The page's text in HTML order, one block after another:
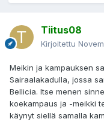
Tiitus08
Kirjoitettu
Meikin ja kampauksen
Sairaalakadulla, jossa
Bellicia. Itse menen
koekampaus ja -meikki
käynyt siellä samalla